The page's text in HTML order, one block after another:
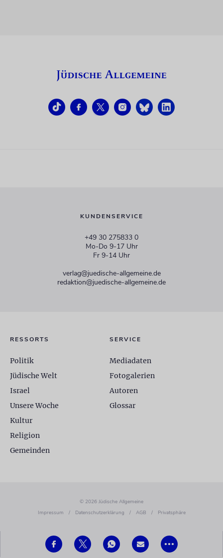
•••
KUNDENSERVICE
+49 30 275833 0
Mo-Do 9-17 Uhr
Fr 9-14 Uhr
verlag@juedische-allgemeine.de
redaktion@juedische-allgemeine.de
RESSORTS
Politik
Jüdische Welt
Israel
Unsere Woche
Kultur
Religion
Gemeinden
SERVICE
Mediadaten
Fotogalerien
Autoren
Glossar
© 2026 Jüdische Allgemeine
Impressum
/ Datenschutzerklärung / AGB / Privatsphäre